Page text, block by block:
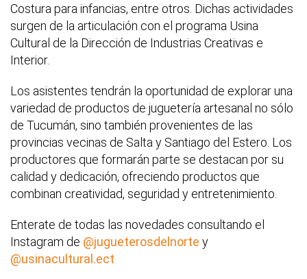
Costura para infancias, entre otros. Dichas actividades
surgen de la articulación con el programa Usina
Cultural de la Dirección de Industrias Creativas e
Interior.
Los asistentes tendrán la oportunidad de explorar una
variedad de productos de juguetería artesanal no sólo
de Tucumán, sino también provenientes de las
provincias vecinas de Salta y Santiago del Estero. Los
productores que formarán parte se destacan por su
calidad y dedicación, ofreciendo productos que
combinan creatividad, seguridad y entretenimiento.
Enterate de todas las novedades consultando el
Instagram de @jugueterosdelnorte y
@usinacultural.ect